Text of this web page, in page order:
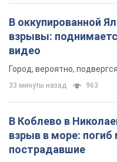
В оккупированной
взрывы:
видео
Город, вероятно,
33 минуты назад 963
В Коблево в
взрыв в море:
пострадавшие